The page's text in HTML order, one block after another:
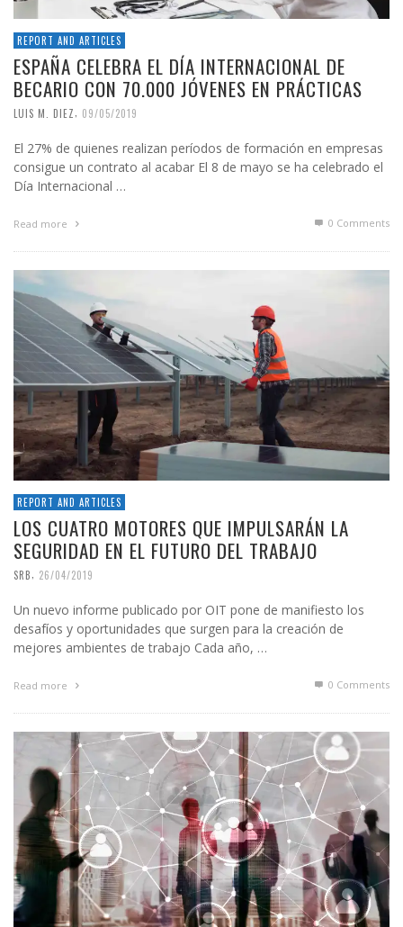
REPORT AND ARTICLES
ESPAÑA CELEBRA EL DÍA INTERNACIONAL DE
BECARIO CON 70.000 JÓVENES EN PRÁCTICAS
LUIS M. DIEZ, 09/05/2019
El 27% de quienes realizan períodos de formación en empresas
consigue un contrato al acabar El 8 de mayo se ha celebrado el
Día Internacional …
Read more 0 Comments
REPORT AND ARTICLES
LOS CUATRO MOTORES QUE IMPULSARÁN LA
SEGURIDAD EN EL FUTURO DEL TRABAJO
SRB, 26/04/2019
Un nuevo informe publicado por OIT pone de manifiesto los
desafíos y oportunidades que surgen para la creación de
mejores ambientes de trabajo Cada año, …
Read more 0 Comments